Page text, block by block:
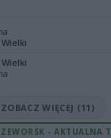
ZOBACZ WIĘCEJ (11)
- AKTUALNA